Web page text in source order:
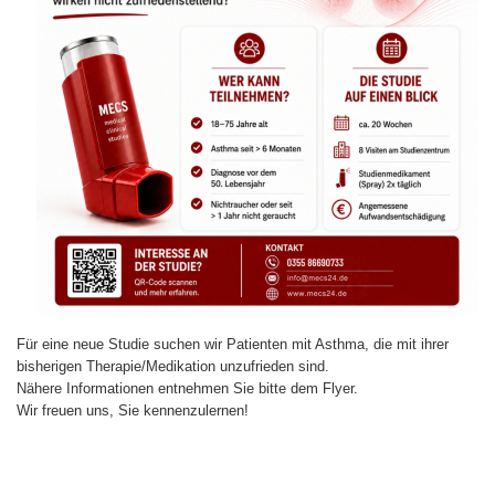
Für eine neue Studie suchen wir Patienten mit Asthma, die mit ihrer
bisherigen Therapie/Medikation unzufrieden sind.
Nähere Informationen entnehmen Sie bitte dem Flyer.
Wir freuen uns, Sie kennenzulernen!